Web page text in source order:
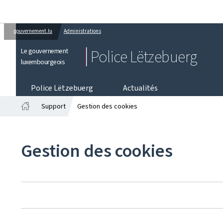
gouvernement.lu Administrations
Le gouvernement
luxembourgeois
Police Lëtzebuerg
Police Lëtzebuerg
Actualités
Support Gestion des cookies
Gestion des cookies